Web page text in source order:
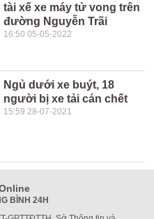
tài xế xe máy tử vong trên
đường Nguyễn Trãi
16:50 05-05-2022
Ngủ dưới xe buýt, 18
người bị xe tải cán chết
15:59 28-07-2021
BÌNH 24H